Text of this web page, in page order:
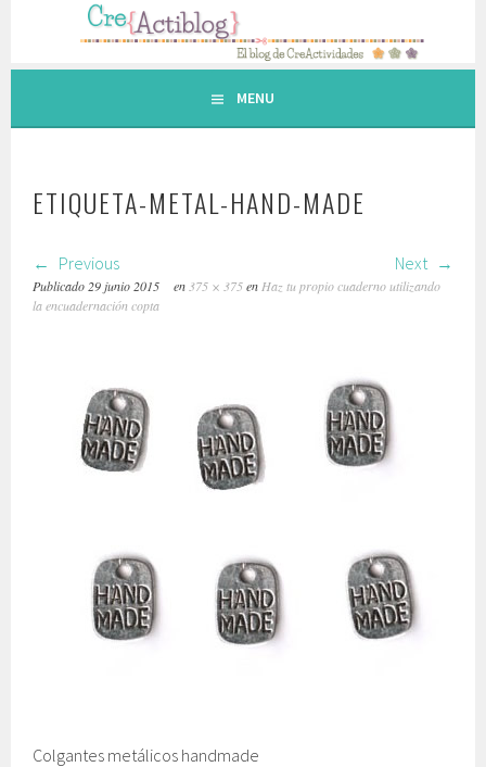
contenido.
MENU
ETIQUETA-METAL-HAND-MADE
Previous Next
Publicado 29 junio 2015 en 375 × 375en Haz tu propio cuaderno utilizando
la encuadernación copta
Colgantes metálicos handmade